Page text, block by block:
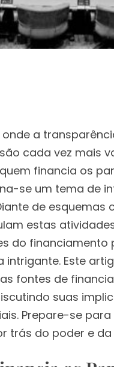
onde a
cada vez mais
financia os
se um tema de
de esquemas
estas
do financiamento
intrigante. Este
fontes de
suas
Prepare-se
trás do poder e